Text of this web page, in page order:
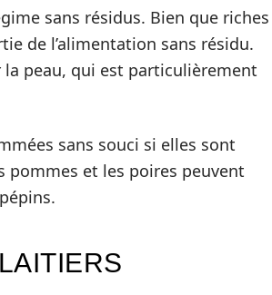
sans résidus. Bien que riches
de l’alimentation sans résidu.
la peau, qui est particulièrement
sans souci si elles sont
pommes et les poires peuvent